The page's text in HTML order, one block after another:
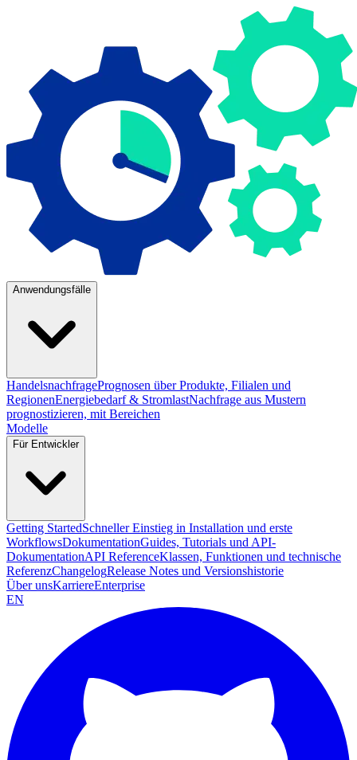
Anwendungsfälle
HandelsnachfragePrognosen über Produkte, Filialen und
RegionenEnergiebedarf & StromlastNachfrage aus Mustern
prognostizieren, mit Bereichen
Modelle
Für Entwickler
Getting StartedSchneller Einstieg in Installation und erste
WorkflowsDokumentationGuides, Tutorials und API-
DokumentationAPI ReferenceKlassen, Funktionen und technische
ReferenzChangelogRelease Notes und Versionshistorie
Über unsKarriereEnterprise
EN